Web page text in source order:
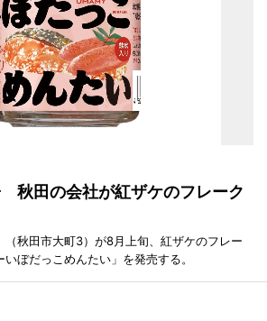
秋田の会社が紅ザケのフレーク
（秋田市大町3）が8月上旬、紅ザケのフレー
ぼだっこめんたい」を発売する。